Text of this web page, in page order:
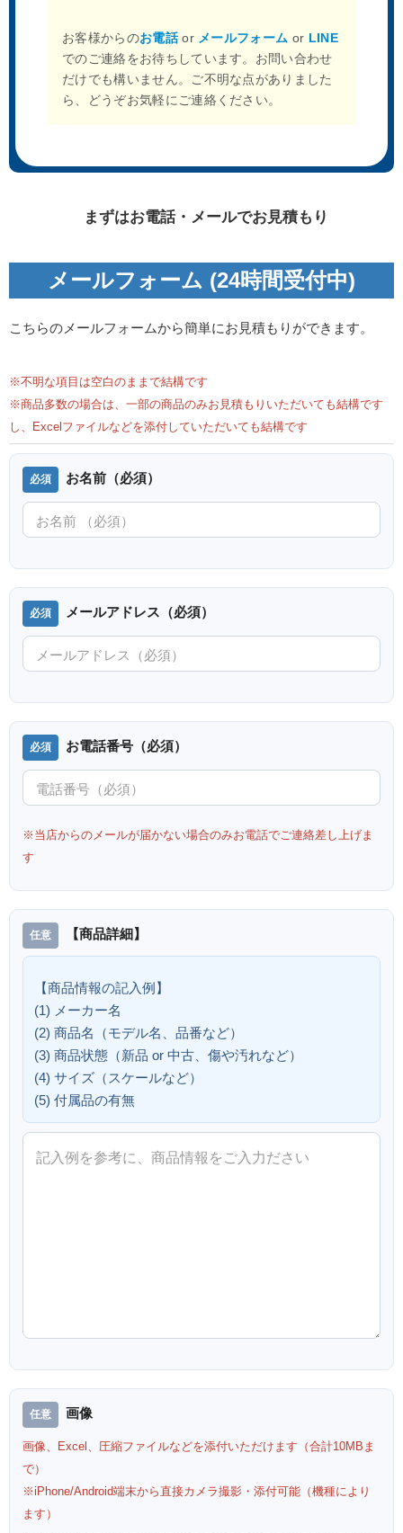
お客様からのお電話or メールフォーム or LINE
でのご連絡をお待ちしています。お問い合わせ
だけでも構いません。ご不明な点がありました
ら、どうぞお気軽にご連絡ください。
まずはお電話・メールでお見積もり
メールフォーム (24時間受付中)
こちらのメールフォームから簡単にお見積もりができます。
※不明な項目は空白のままで結構です
※商品多数の場合は、一部の商品のみお見積もりいただいても結構です
し、Excelファイルなどを添付していただいても結構です
お名前（必須）
メールアドレス（必須）
お電話番号（必須）
※当店からのメールが届かない場合のみお電話でご連絡差し上げま
す
【商品詳細】
【商品情報の記入例】
(1) メーカー名
(2) 商品名（モデル名、品番など）
(3) 商品状態（新品 or 中古、傷や汚れなど）
(4) サイズ（スケールなど）
(5) 付属品の有無
画像
画像、Excel、圧縮ファイルなどを添付いただけます（合計10MBま
で）
※iPhone/Android端末から直接カメラ撮影・添付可能（機種により
ます）